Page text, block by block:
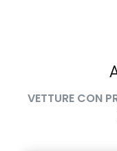
VETTURE CON